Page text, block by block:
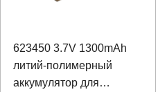
623450 3.7V 1300mAh
литий-полимерный
аккумулятор для